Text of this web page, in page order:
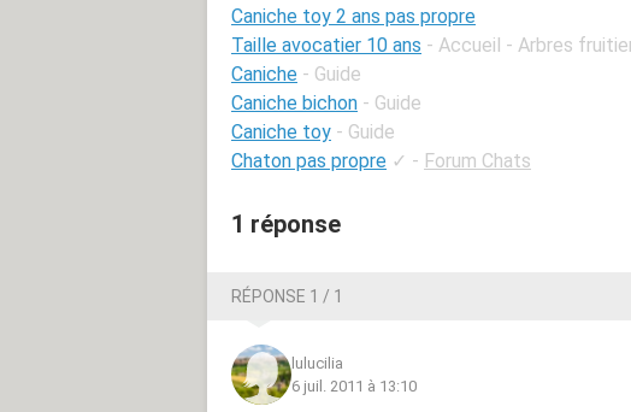
Caniche toy 2 ans pas propre
Taille avocatier 10 ans - Accueil - Arbres
Caniche - Guide
Caniche bichon - Guide
Caniche toy - Guide
Chaton pas propre ✓ - Forum Chats
1 réponse
RÉPONSE 1 / 1
lulucilia
6 juil. 2011 à 13:10